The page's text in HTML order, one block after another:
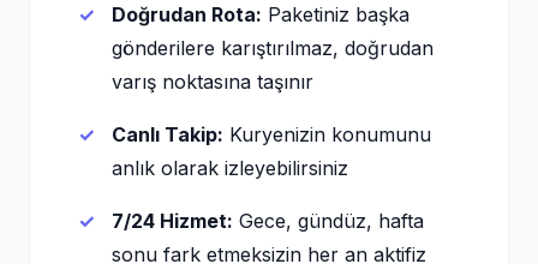
Doğrudan Rota: Paketiniz başka
gönderilere karıştırılmaz, doğrudan
varış noktasına taşınır
Canlı Takip: Kuryenizin konumunu
anlık olarak izleyebilirsiniz
7/24 Hizmet: Gece, gündüz, hafta
sonu fark etmeksizin her an aktifiz